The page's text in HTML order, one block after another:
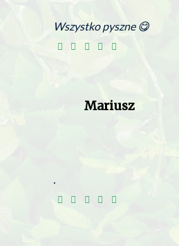
Wszystko pyszne 😋
Mariusz